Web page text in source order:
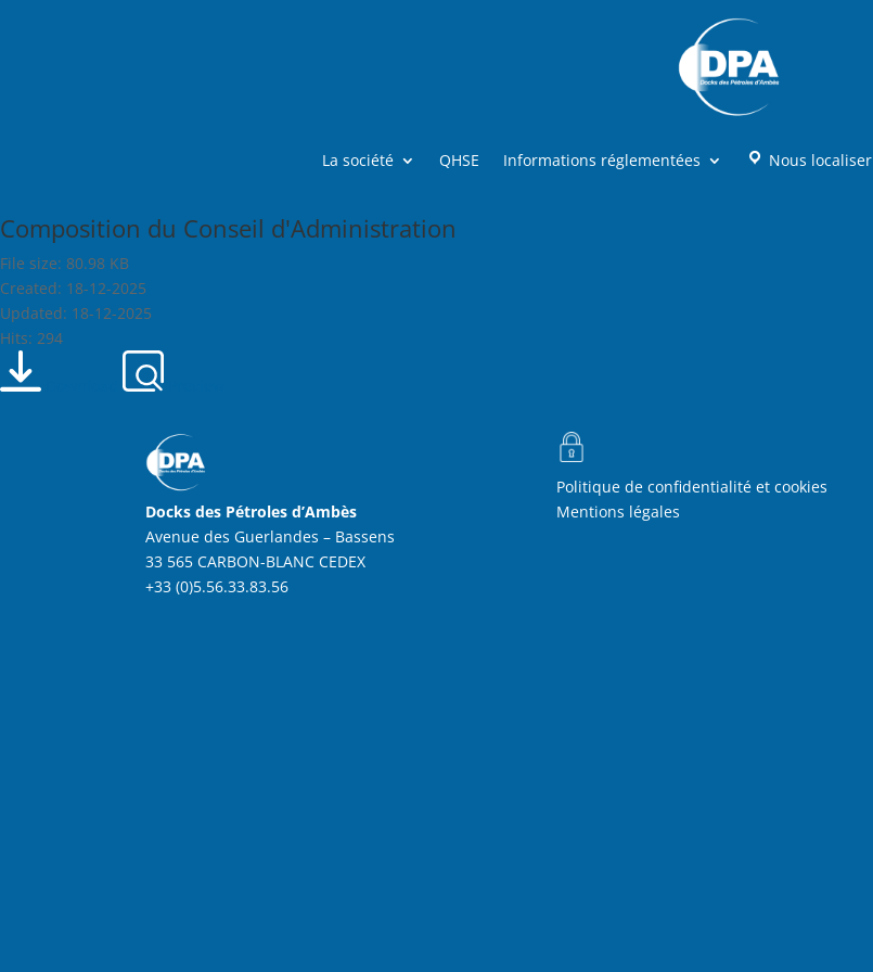
La société QHSE Informations réglementées Nous localiser
Composition du Conseil d'Administration
File size: 80.98 KB
Created: 18-12-2025
Updated: 18-12-2025
Hits: 294
Docks des Pétroles d’Ambès
Avenue des Guerlandes – Bassens
33 565 CARBON-BLANC CEDEX
+33 (0)5.56.33.83.56
Politique de confidentialité et cookies
Mentions légales